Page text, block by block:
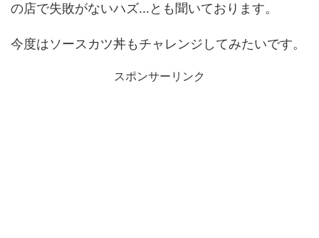
の店で失敗がないハズ…とも聞いております。
今度はソースカツ丼もチャレンジしてみたいです。
スポンサーリンク